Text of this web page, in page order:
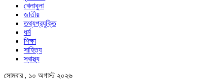
খেলাধুলা
জাতীয়
তথ্যপ্রযুক্তি
ধর্ম
শিক্ষা
সাহিত্য
স্বাস্থ্য
সোমবার , ১০ অগাস্ট ২০২৬